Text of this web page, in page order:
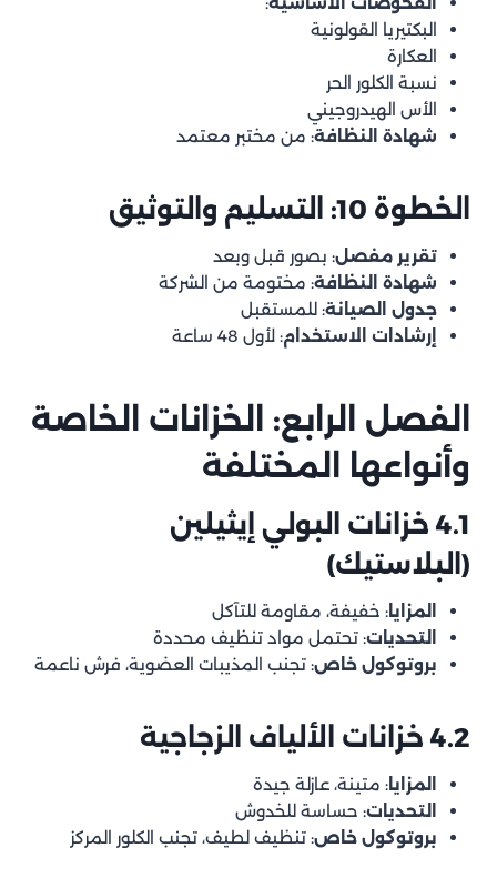
البكتيريا القولونية
العكارة
نسبة الكلور الحر
الأس الهيدروجيني
شهادة النظافة: من مختبر معتمد
الخطوة 10: التسليم والتوثيق
تقرير مفصل: بصور قبل وبعد
شهادة النظافة: مختومة من الشركة
جدول الصيانة: للمستقبل
إرشادات الاستخدام: لأول 48 ساعة
الفصل الرابع: الخزانات الخاصة
وأنواعها المختلفة
4.1 خزانات البولي إيثيلين
(البلاستيك)
المزايا: خفيفة، مقاومة للتآكل
التحديات: تحتمل مواد تنظيف محددة
بروتوكول خاص: تجنب المذيبات العضوية، فرش ناعمة
4.2 خزانات الألياف الزجاجية
المزايا: متينة، عازلة جيدة
التحديات: حساسة للخدوش
بروتوكول خاص: تنظيف لطيف، تجنب الكلور المركز